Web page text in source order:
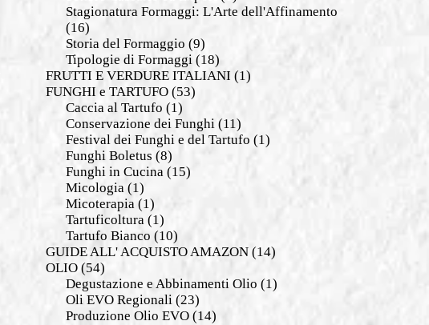
Stagionatura Formaggi: L'Arte dell'Affinamento
(16)
Storia del Formaggio (9)
Tipologie di Formaggi (18)
FRUTTI E VERDURE ITALIANI (1)
FUNGHI e TARTUFO(53)
Caccia al Tartufo (1)
Conservazione dei Funghi (11)
Festival dei Funghi e del Tartufo (1)
Funghi Boletus (8)
Funghi in Cucina (15)
Micologia (1)
Micoterapia (1)
Tartuficoltura (1)
Tartufo Bianco (10)
GUIDE ALL' ACQUISTO AMAZON(14)
OLIO(54)
Degustazione e Abbinamenti Olio (1)
Oli EVO Regionali (23)
Produzione Olio EVO(14)